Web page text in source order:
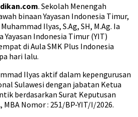
. Sekolah Menengah
binaan Yayasan Indonesia Timur,
Ilyas, S.Ag, SH, M.Ag. Ia
Indonesia Timur (YIT)
di Aula SMK Plus Indonesia
hari lalu.
Ilyas aktif dalam kepengurusan
Sulawesi dengan jabatan Ketua
berdasarkan Surat Keputusan
MBA Nomor : 251/BP-YIT/I/2026.